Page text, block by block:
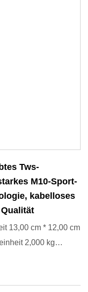
Tws-
M10-Sport-
kabelloses
13,00 cm * 12,00 cm
2,000 kg